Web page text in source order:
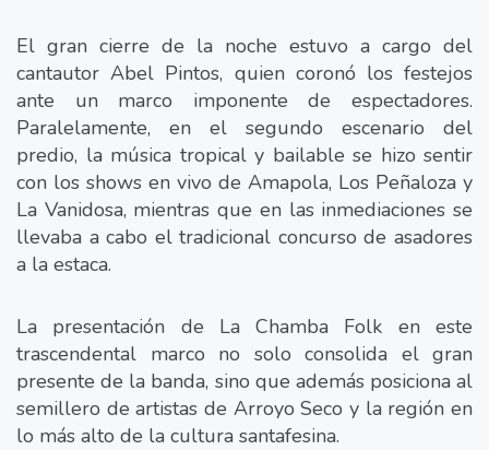
El gran cierre de la noche estuvo a cargo del
cantautor Abel Pintos, quien coronó los festejos
ante un marco imponente de espectadores.
Paralelamente, en el segundo escenario del
predio, la música tropical y bailable se hizo sentir
con los shows en vivo de Amapola, Los Peñaloza y
La Vanidosa, mientras que en las inmediaciones se
llevaba a cabo el tradicional concurso de asadores
a la estaca.
La presentación de La Chamba Folk en este
trascendental marco no solo consolida el gran
presente de la banda, sino que además posiciona al
semillero de artistas de Arroyo Seco y la región en
lo más alto de la cultura santafesina.